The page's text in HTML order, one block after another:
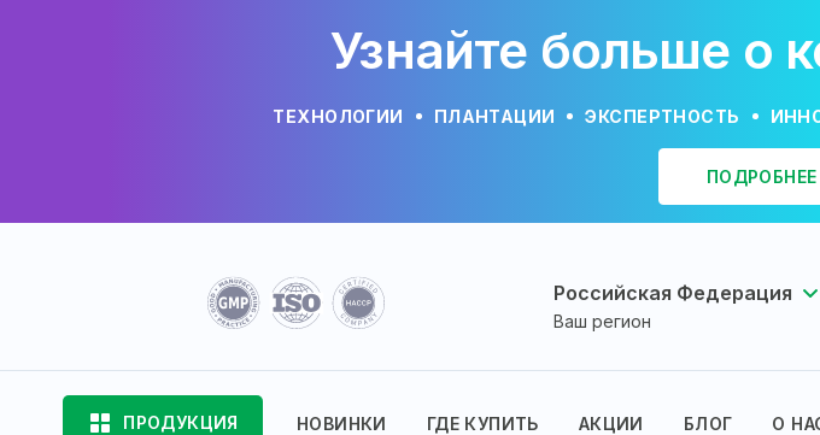
Узнайте больше о
ТЕХНОЛОГИИ ПЛАНТАЦИИ ЭКСПЕРТНОСТЬ
ПОДРОБНЕЕ
Российская Федерация
Ваш регион
ПРОДУКЦИЯ НОВИНКИ ГДЕ КУПИТЬ АКЦИИ БЛОГ О